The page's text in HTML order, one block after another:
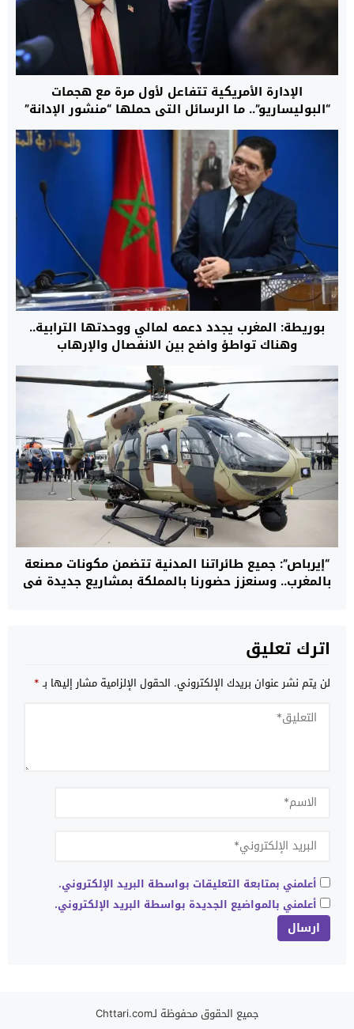
الإدارة الأمريكية تتفاعل لأول مرة مع هجمات
“البوليساريو”.. ما الرسائل التي حملها “منشور الإدانة”
نحو الجبهة والجزائر قبل جولة واشنطن التفاوضية؟
بوريطة: المغرب يجدد دعمه لمالي ووحدتها الترابية..
وهناك تواطؤ واضح بين الانفصال والإرهاب
“إيرباص”: جميع طائراتنا المدنية تتضمن مكونات مصنعة
بالمغرب.. وسنعزز حضورنا بالمملكة بمشاريع جديدة في
اترك تعليق
لن يتم نشر عنوان بريدك الإلكتروني. الحقول الإلزامية مشار إليها بـ*
أعلمني بمتابعة التعليقات بواسطة البريد الإلكتروني.
أعلمني بالمواضيع الجديدة بواسطة البريد الإلكتروني.
جميع الحقوق محفوظة لـChttari.com